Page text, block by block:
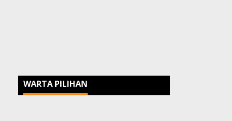
WARTA PILIHAN